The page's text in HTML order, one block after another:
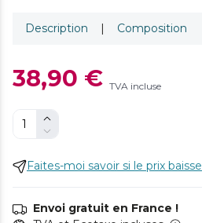
Description | Composition
38,90 € TVA incluse
Faites-moi savoir si le prix baisse
Envoi gratuit en France !